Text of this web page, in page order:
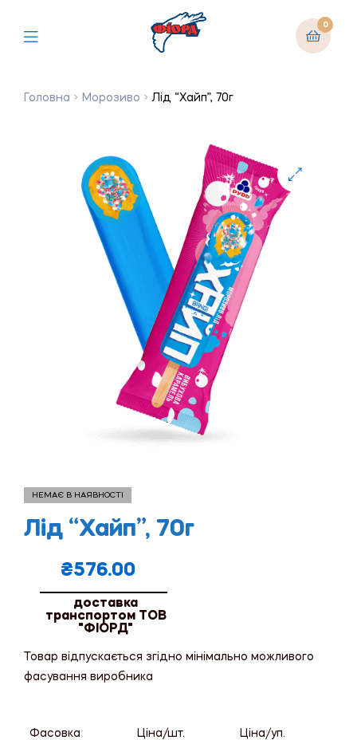
0
Головна Морозиво Лід “Хайп”, 70г
НЕМАЄ В НАЯВНОСТІ
Лід “Хайп”, 70г
₴576.00
доставка
транспортом ТОВ
"ФІОРД"
Товар відпускається згідно мінімально можливого
фасування виробника
Фасовка Ціна/шт. Ціна/уп.